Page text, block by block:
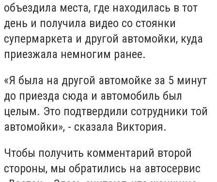
объездила места, где находилась в тот
день и получила видео со стоянки
супермаркета и другой автомойки, куда
приезжала немногим ранее.
«Я была на другой автомойке за 5 минут
до приезда сюда и автомобиль был
целым. Это подтвердили сотрудники той
автомойки», - сказала Виктория.
Чтобы получить комментарий второй
стороны, мы обратились на автосервис